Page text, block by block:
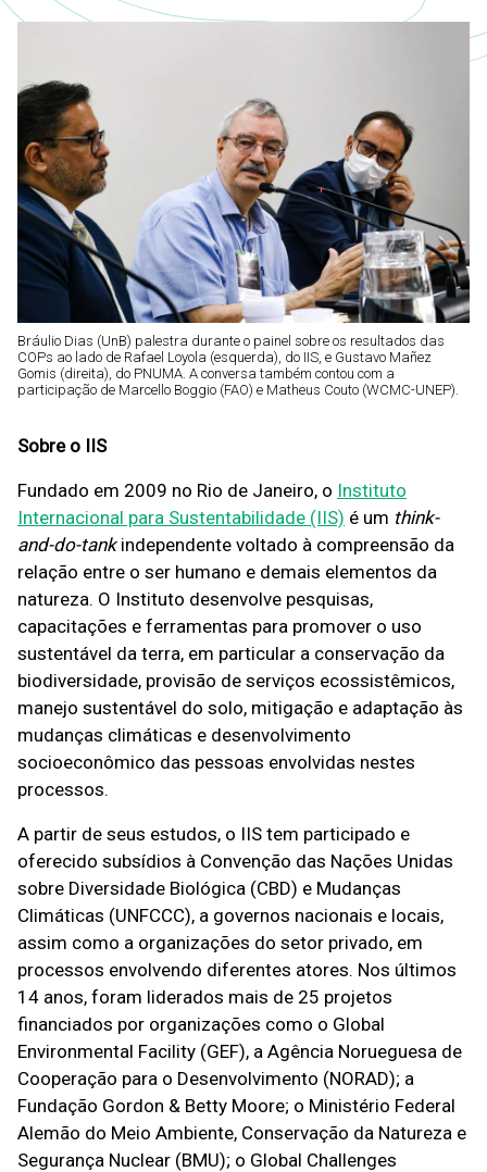
Bráulio Dias (UnB) palestra durante o painel sobre os resultados das
COPs ao lado de Rafael Loyola (esquerda), do IIS, e Gustavo Mañez
Gomis (direita), do PNUMA. A conversa também contou com a
participação de Marcello Boggio (FAO) e Matheus Couto (WCMC-UNEP).
Sobre o IIS
Fundado em 2009 no Rio de Janeiro, o Instituto
Internacional para Sustentabilidade (IIS) é um think-
and-do-tankindependente voltado à compreensão da
relação entre o ser humano e demais elementos da
natureza. O Instituto desenvolve pesquisas,
capacitações e ferramentas para promover o uso
sustentável da terra, em particular a conservação da
biodiversidade, provisão de serviços ecossistêmicos,
manejo sustentável do solo, mitigação e adaptação às
mudanças climáticas e desenvolvimento
socioeconômico das pessoas envolvidas nestes
processos.
A partir de seus estudos, o IIS tem participado e
oferecido subsídios à Convenção das Nações Unidas
sobre Diversidade Biológica (CBD) e Mudanças
Climáticas (UNFCCC), a governos nacionais e locais,
assim como a organizações do setor privado, em
processos envolvendo diferentes atores. Nos últimos
14 anos, foram liderados mais de 25 projetos
financiados por organizações como o Global
Environmental Facility (GEF), a Agência Norueguesa de
Cooperação para o Desenvolvimento (NORAD); a
Fundação Gordon & Betty Moore; o Ministério Federal
Alemão do Meio Ambiente, Conservação da Natureza e
Segurança Nuclear (BMU); o Global Challenges